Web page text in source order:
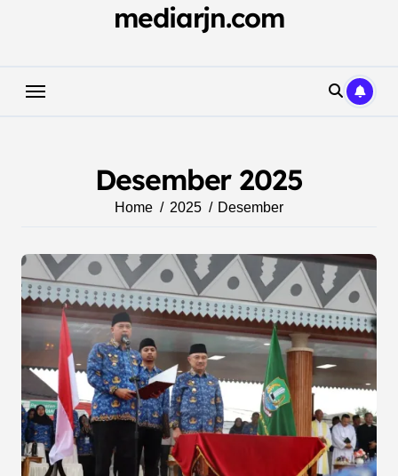
mediarjn.com
Desember 2025
Home 2025 Desember